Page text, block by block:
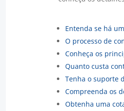
Entenda se há
O processo de
Conheça os
Quanto custa
Tenha o suporte
Compreenda os
Obtenha uma